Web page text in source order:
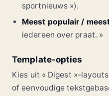
sportnieuws »).
Meest populair /
iedereen over praat. »
Template-opties
Kies uit « Digest »-
of eenvoudige